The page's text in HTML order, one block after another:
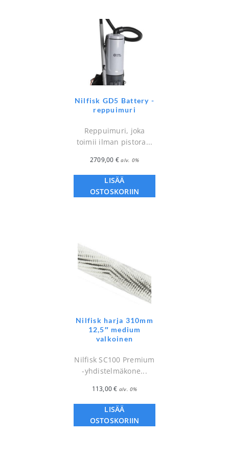
Nilfisk GD5 Battery -
reppuimuri
Reppuimuri, joka
toimii ilman pistora...
2709,00 € alv. 0%
LISÄÄ
OSTOSKORIIN
Nilfisk harja 310mm
12,5″ medium
valkoinen
Nilfisk SC100 Premium
-yhdistelmäkone...
113,00€ alv. 0%
LISÄÄ
OSTOSKORIIN